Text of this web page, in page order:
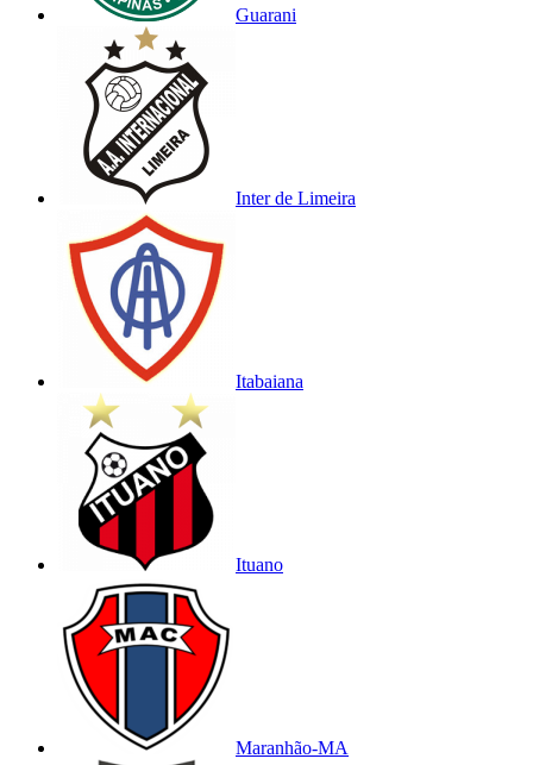
Guarani
Inter de Limeira
Itabaiana
Ituano
Maranhão-MA